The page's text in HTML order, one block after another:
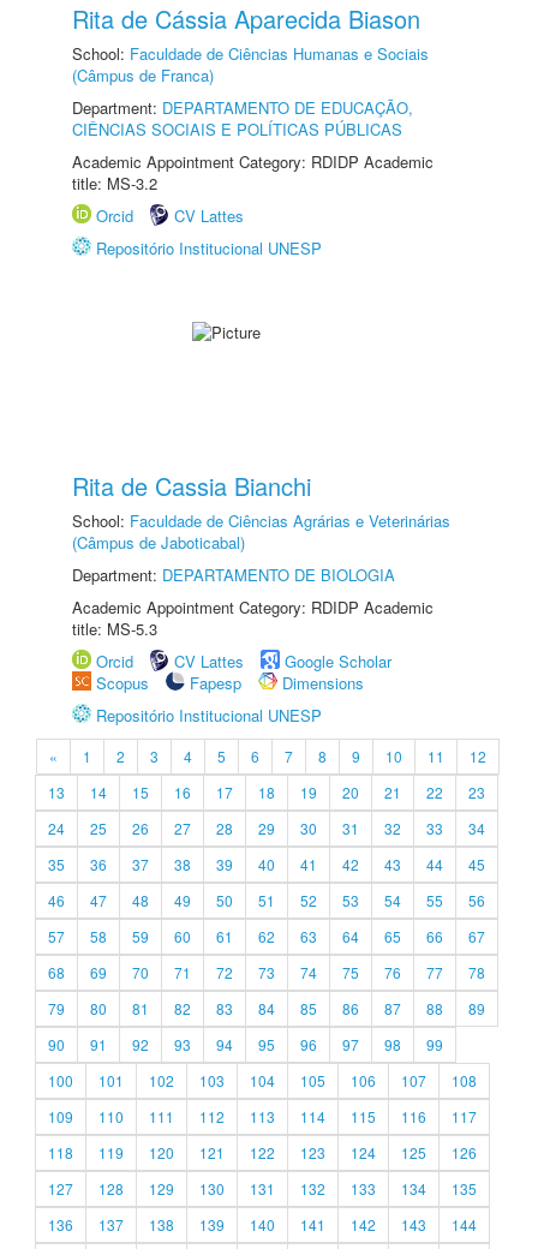
Rita de Cássia Aparecida Biason
School: Faculdade de Ciências Humanas e Sociais
(Câmpus de Franca)
Department: DEPARTAMENTO DE EDUCAÇÃO,
CIÊNCIAS SOCIAIS E POLÍTICAS PÚBLICAS
Academic Appointment Category: RDIDP Academic
title: MS-3.2
Orcid
CV Lattes
Repositório Institucional UNESP
Rita de Cassia Bianchi
School: Faculdade de Ciências Agrárias e Veterinárias
(Câmpus de Jaboticabal)
Department: DEPARTAMENTO DE BIOLOGIA
Academic Appointment Category: RDIDP Academic
title: MS-5.3
Orcid
CV Lattes
Google Scholar
Scopus
Fapesp
Dimensions
Repositório Institucional UNESP
« 1 2 3 4 5 6 7 8 9 10 11
12
13
14 15 16 17 18 19 20 21 22
23
24
25 26 27 28 29 30 31 32 33
34
35
36 37 38 39 40 41 42 43 44
45
46
47 48 49 50 51 52 53 54 55
56
57
58 59 60 61 62 63 64 65 66
67
68
69 70 71 72 73 74 75 76 77
78
79
80 81 82 83 84 85 86 87 88
89
90
91 92 93 94 95 96 97 98
99
100
101 102 103 104 105 106 107
108
109
110 111 112 113 114 115 116
117
118
119 120 121 122 123 124 125
126
127
128 129 130 131 132 133 134
135
136
137 138 139 140 141 142 143
144